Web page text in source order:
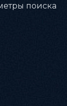
поиска